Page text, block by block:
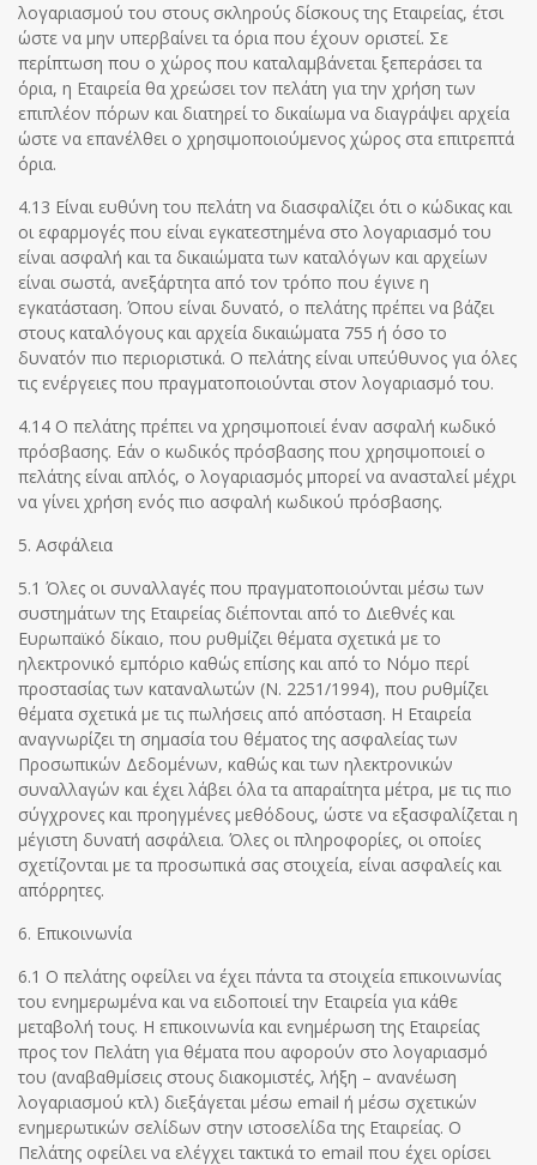
λογαριασμού του στους σκληρούς δίσκους της Εταιρείας, έτσι
ώστε να μην υπερβαίνει τα όρια που έχουν οριστεί. Σε
περίπτωση που ο χώρος που καταλαμβάνεται ξεπεράσει τα
όρια, η Εταιρεία θα χρεώσει τον πελάτη για την χρήση των
επιπλέον πόρων και διατηρεί το δικαίωμα να διαγράψει αρχεία
ώστε να επανέλθει ο χρησιμοποιούμενος χώρος στα επιτρεπτά
όρια.
4.13 Είναι ευθύνη του πελάτη να διασφαλίζει ότι ο κώδικας και
οι εφαρμογές που είναι εγκατεστημένα στο λογαριασμό του
είναι ασφαλή και τα δικαιώματα των καταλόγων και αρχείων
είναι σωστά, ανεξάρτητα από τον τρόπο που έγινε η
εγκατάσταση. Όπου είναι δυνατό, ο πελάτης πρέπει να βάζει
στους καταλόγους και αρχεία δικαιώματα 755 ή όσο το
δυνατόν πιο περιοριστικά. Ο πελάτης είναι υπεύθυνος για όλες
τις ενέργειες που πραγματοποιούνται στον λογαριασμό του.
4.14 Ο πελάτης πρέπει να χρησιμοποιεί έναν ασφαλή κωδικό
πρόσβασης. Εάν ο κωδικός πρόσβασης που χρησιμοποιεί ο
πελάτης είναι απλός, ο λογαριασμός μπορεί να ανασταλεί μέχρι
να γίνει χρήση ενός πιο ασφαλή κωδικού πρόσβασης.
5. Ασφάλεια
5.1 Όλες οι συναλλαγές που πραγματοποιούνται μέσω των
συστημάτων της Εταιρείας διέπονται από το Διεθνές και
Ευρωπαϊκό δίκαιο, που ρυθμίζει θέματα σχετικά με το
ηλεκτρονικό εμπόριο καθώς επίσης και από το Νόμο περί
προστασίας των καταναλωτών (Ν. 2251/1994), που ρυθμίζει
θέματα σχετικά με τις πωλήσεις από απόσταση. Η Εταιρεία
αναγνωρίζει τη σημασία του θέματος της ασφαλείας των
Προσωπικών Δεδομένων, καθώς και των ηλεκτρονικών
συναλλαγών και έχει λάβει όλα τα απαραίτητα μέτρα, με τις πιο
σύγχρονες και προηγμένες μεθόδους, ώστε να εξασφαλίζεται η
μέγιστη δυνατή ασφάλεια. Όλες οι πληροφορίες, οι οποίες
σχετίζονται με τα προσωπικά σας στοιχεία, είναι ασφαλείς και
απόρρητες.
6. Επικοινωνία
6.1 Ο πελάτης οφείλει να έχει πάντα τα στοιχεία επικοινωνίας
του ενημερωμένα και να ειδοποιεί την Εταιρεία για κάθε
μεταβολή τους. H επικοινωνία και ενημέρωση της Εταιρείας
προς τον Πελάτη για θέματα που αφορούν στο λογαριασμό
του (αναβαθμίσεις στους διακομιστές, λήξη – ανανέωση
λογαριασμού κτλ) διεξάγεται μέσω email ή μέσω σχετικών
ενημερωτικών σελίδων στην ιστοσελίδα της Εταιρείας. Ο
Πελάτης οφείλει να ελέγχει τακτικά το email που έχει ορίσει